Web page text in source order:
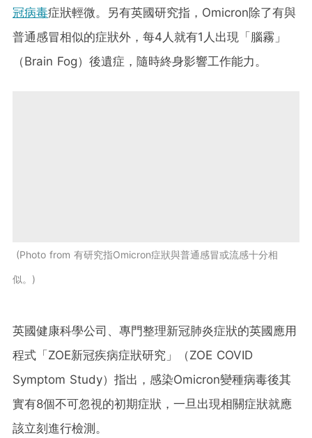
冠病毒症狀輕微。另有英國研究指，Omicron除了有與
普通感冒相似的症狀外，每4人就有1人出現「腦霧」
（Brain Fog）後遺症，隨時終身影響工作能力。
Photo from 有研究指Omicron症狀與普通感冒或流感十分相
似。
英國健康科學公司、專門整理新冠肺炎症狀的英國應用
程式「ZOE新冠疾病症狀研究」（ZOE COVID
Symptom Study）指出，感染Omicron變種病毒後其
實有8個不可忽視的初期症狀，一旦出現相關症狀就應
該立刻進行檢測。